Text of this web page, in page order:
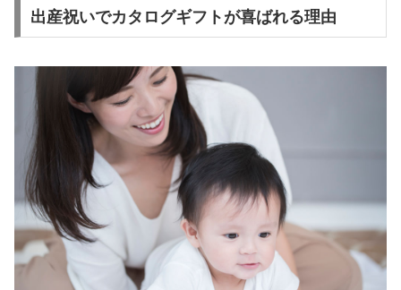
出産祝いでカタログギフトが喜ばれる理由